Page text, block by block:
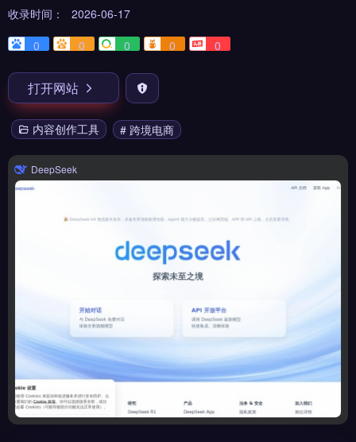
收录时间：
2026-06-17
0
0 0 0 0
打开网站
内容创作工具 # 跨境电商
DeepSeek